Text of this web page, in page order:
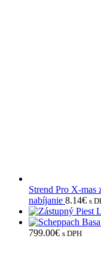
Strend Pro X-
nabíjanie 8.14€ s
Piest
799.00€ s DPH